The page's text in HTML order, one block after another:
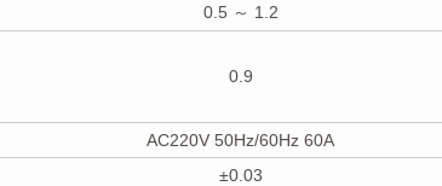
0.5 ～ 1.2
0.9
AC220V 50Hz/60Hz 60A
±0.03